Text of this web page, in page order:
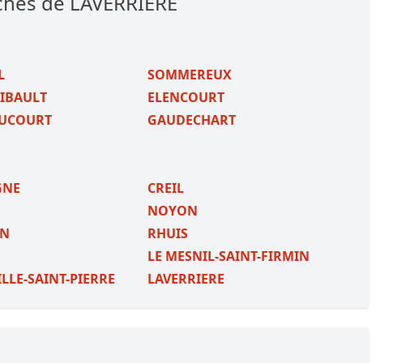
SOMMEREUX
ELENCOURT
GAUDECHART
CREIL
NOYON
RHUIS
LE MESNIL-SAINT-FIRMIN
SAINT-PIERRE LAVERRIERE